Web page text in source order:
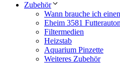
Zubehör
Wann brauche ich
Eheim 3581
Filtermedien
Heizstab
Aquarium Pinzette
Weiteres Zubehör